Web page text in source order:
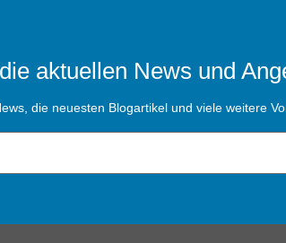
aktuellen News und
die neuesten Blogartikel und viele weitere